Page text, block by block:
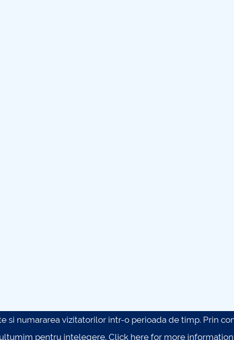
si numararea vizitatorilor intr-o perioada de timp. Prin
pentru intelegere. Click here for more information